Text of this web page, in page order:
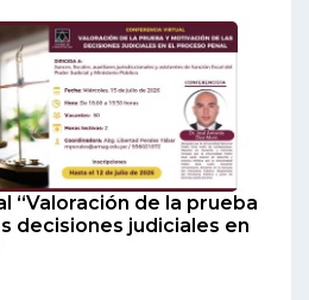
“Valoración de la prueba
decisiones judiciales en